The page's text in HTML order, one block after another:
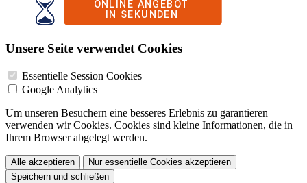
Unsere Seite verwendet Cookies
Essentielle Session Cookies
Google Analytics
Um unseren Besuchern eine besseres Erlebnis zu garantieren
verwenden wir Cookies. Cookies sind kleine Informationen, die in
Ihrem Browser abgelegt werden.
Alle akzeptieren
Nur essentielle Cookies akzeptieren
Speichern und schließen